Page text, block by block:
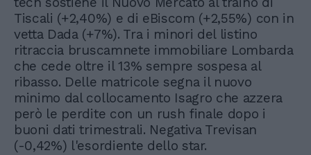
Tiscali (+2,40%) e di eBiscom (+2,55%) con in
vetta Dada (+7%). Tra i minori del listino
ritraccia bruscamnete immobiliare Lombarda
che cede oltre il 13% sempre sospesa al
ribasso. Delle matricole segna il nuovo
minimo dal collocamento Isagro che azzera
però le perdite con un rush finale dopo i
buoni dati trimestrali. Negativa Trevisan
(-0,42%) l'esordiente dello star.